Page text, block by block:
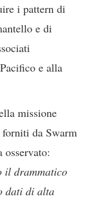
i pattern di
e di
e alla
missione
da Swarm
osservato:
il drammatico
dati di alta